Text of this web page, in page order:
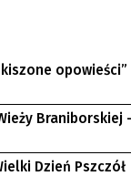
Braniborskiej
Dzień Pszczół